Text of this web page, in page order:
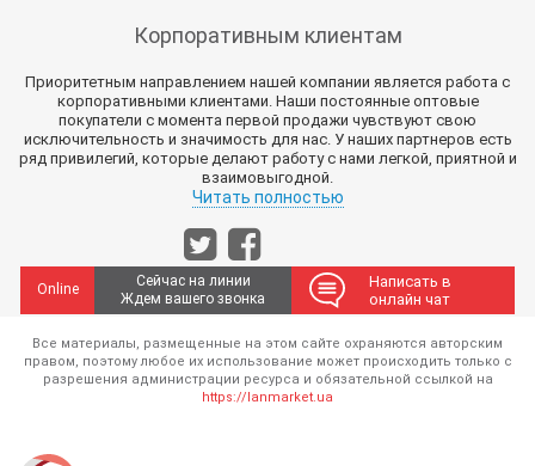
Корпоративным клиентам
Приоритетным направлением нашей компании является работа с
корпоративными клиентами. Наши постоянные оптовые
покупатели с момента первой продажи чувствуют свою
исключительность и значимость для нас. У наших партнеров есть
ряд привилегий, которые делают работу с нами легкой, приятной и
взаимовыгодной.
Читать полностью
Online
Сейчас на линии
Ждем вашего звонка
Написать в
онлайн чат
Все материалы, размещенные на этом сайте охраняются авторским
правом, поэтому любое их использование может происходить только с
разрешения администрации ресурса и обязательной ссылкой на
https://lanmarket.ua